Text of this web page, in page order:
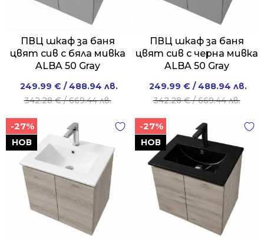
ПВЦ шкаф за баня
цвят сив с бяла мивка
ALBA 50 Gray
342.28€/ 669.44 лв.
Original
price
342.28 €
/
669.44 лв..
249.99 € / 488.94 лв.
Current
price
249.99 €
/
488.94 лв..
ПВЦ шкаф за баня
цвят сив с черна мивка
ALBA 50 Gray
342.28€/ 669.44 лв.
Original
price
342.28 €
/
669.44 лв..
249.99 € / 488.94 лв.
Current
price
249.99 €
/
488.94 лв..
НОВ
-27%
НОВ
-27%